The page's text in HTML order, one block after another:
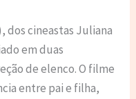
dos cineastas Juliana
em duas
de elenco. O filme
entre pai e filha,